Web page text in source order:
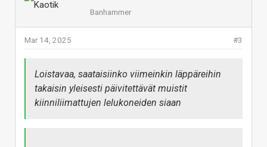
Banhammer
#3
Mar 14, 2025
Loistavaa, saataisiinko viimeinkin läppäreihin
takaisin yleisesti päivitettävät muistit
kiinniliimattujen lelukoneiden siaan